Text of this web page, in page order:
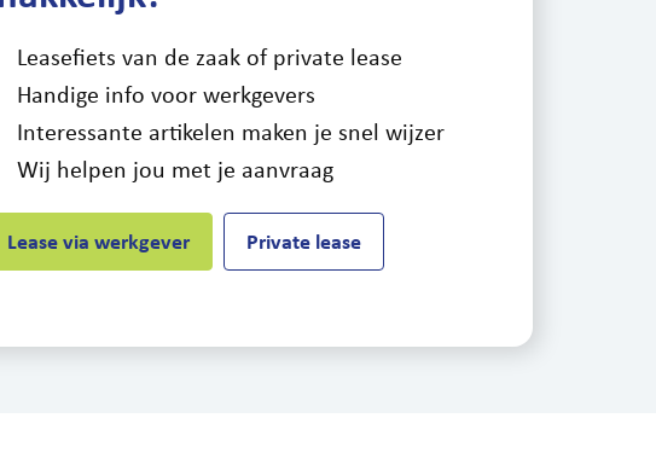
Leasefiets van de zaak of private lease
Handige info voor werkgevers
Interessante artikelen maken je snel wijzer
Wij helpen jou met je aanvraag
Lease via werkgever Private lease